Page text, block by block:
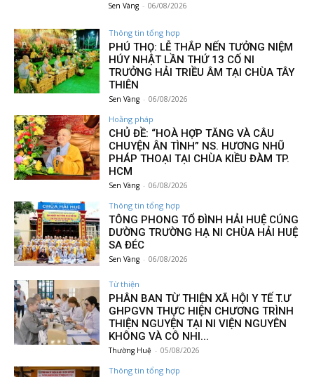
Sen Vàng - 06/08/2026
Thông tin tổng hợp
PHÚ THỌ: LỄ THẮP NẾN TƯỞNG NIỆM
HÚY NHẬT LẦN THỨ 13 CỐ NI
TRƯỞNG HẢI TRIỀU ÂM TẠI CHÙA TÂY
THIÊN
Sen Vàng - 06/08/2026
Hoằng pháp
CHỦ ĐỀ: “HOÀ HỢP TĂNG VÀ CÂU
CHUYỆN ÂN TÌNH” NS. HƯƠNG NHŨ
PHÁP THOẠI TẠI CHÙA KIỀU ĐÀM TP.
HCM
Sen Vàng - 06/08/2026
Thông tin tổng hợp
TÔNG PHONG TỔ ĐÌNH HẢI HUỆ CÚNG
DƯỜNG TRƯỜNG HẠ NI CHÙA HẢI HUỆ
SA ĐÉC
Sen Vàng - 06/08/2026
Từ thiện
PHÂN BAN TỪ THIỆN XÃ HỘI Y TẾ T.Ư
GHPGVN THỰC HIỆN CHƯƠNG TRÌNH
THIỆN NGUYỆN TẠI NI VIỆN NGUYÊN
KHÔNG VÀ CÔ NHI...
Thường Huệ - 05/08/2026
Thông tin tổng hợp